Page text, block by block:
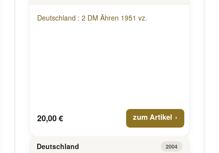
Deutschland : 2 DM Ähren 1951 vz.
20,00 € zum Artikel
Deutschland 2004